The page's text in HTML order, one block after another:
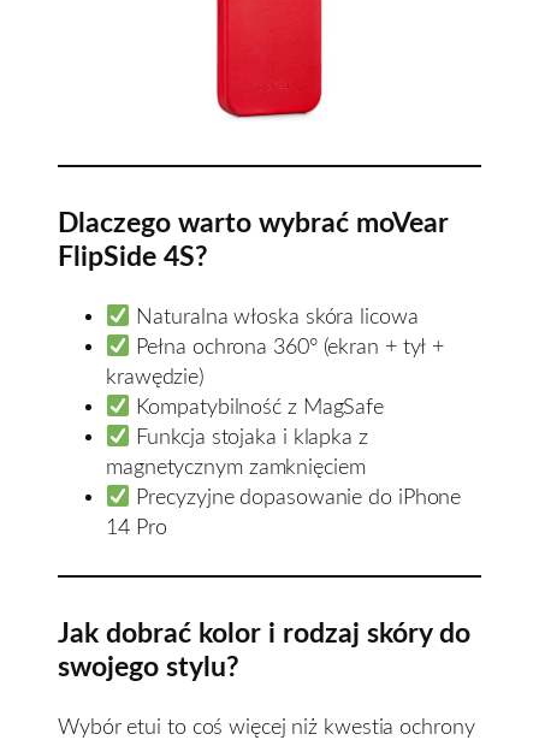
Dlaczego warto wybrać moVear
FlipSide 4S?
Naturalna włoska skóra licowa
Pełna ochrona 360° (ekran + tył +
krawędzie)
Kompatybilność z MagSafe
Funkcja stojaka i klapka z
magnetycznym zamknięciem
Precyzyjne dopasowanie do iPhone
14 Pro
Jak dobrać kolor i rodzaj skóry do
swojego stylu?
Wybór etui to coś więcej niż kwestia ochrony